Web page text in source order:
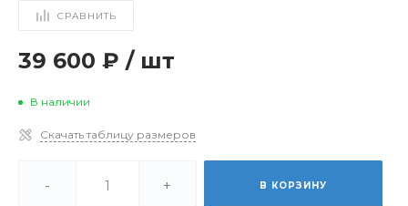
СРАВНИТЬ
39 600 ₽ / шт
В наличии
Скачать таблицу размеров
- + В КОРЗИНУ